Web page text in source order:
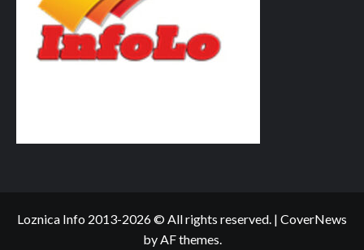
Loznica Info 2013-2026 © All rights reserved. | CoverNews
by AF themes.